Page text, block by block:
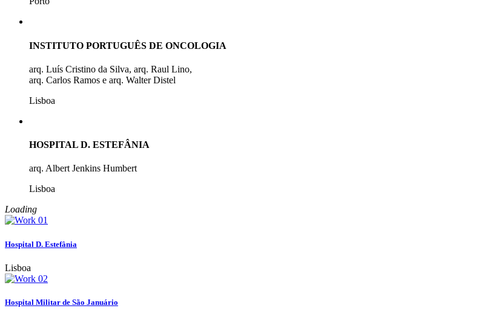
INSTITUTO PORTUGUÊS DE ONCOLOGIA
arq. Luís Cristino da Silva, arq. Raul Lino,
arq. Carlos Ramos e arq. Walter Distel
Lisboa
HOSPITAL D. ESTEFÂNIA
arq. Albert Jenkins Humbert
Lisboa
Loading
Hospital D. Estefânia
Lisboa
Hospital Militar de São Januário